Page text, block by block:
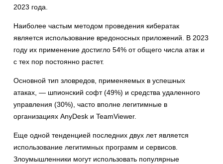
2023 года.
Наиболее частым методом проведения кибератак
является использование вредоносных приложений. В 2023
году их применение достигло 54% от общего числа атак и
с тех пор постоянно растет.
Основной тип зловредов, применяемых в успешных
атаках, — шпионский софт (49%) и средства удаленного
управления (30%), часто вполне легитимные в
организациях AnyDesk и TeamViewer.
Еще одной тенденцией последних двух лет является
использование легитимных программ и сервисов.
Злоумышленники могут использовать популярные